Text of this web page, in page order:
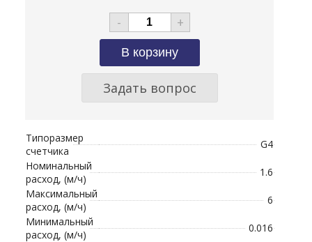
- +
Задать вопрос
Типоразмер
счетчика
G4
Номинальный
расход, (м/ч)
1.6
Максимальный
расход, (м/ч)
6
Минимальный
расход, (м/ч)
0.016